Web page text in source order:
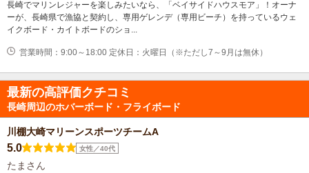
長崎でマリンレジャーを楽しみたいなら、「ベイサイドハウスモア」！オーナ
ーが、長崎県で漁協と契約し、専用ゲレンデ（専用ビーチ）を持っているウェ
イクボード・カイトボードのショ...
営業時間：9:00～18:00 定休日：火曜日（※ただし7～9月は無休）
最新の高評価クチコミ
長崎周辺のホバーボード・フライボード
川棚大崎マリーンスポーツチームA
5.0 女性／40代
たまさん